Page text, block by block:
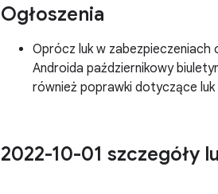
Ogłoszenia
Oprócz luk w zabezpieczeniach
Androida październikowy
również poprawki dotyczące luk
2022-10-01 szczegóły